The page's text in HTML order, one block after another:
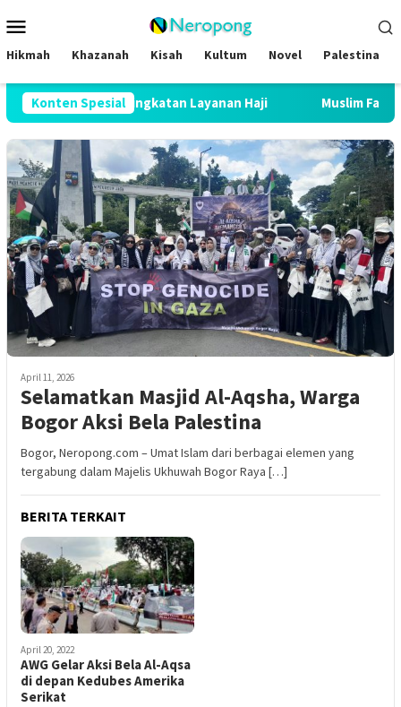
ke
kontenMobile
Hikmah Khazanah Kisah Kultum Novel Palestina
Konten Spesial
Buktikan Peningkatan Layanan Haji Muslim Family
April 11, 2026
Selamatkan Masjid Al-Aqsha, Warga
Bogor Aksi Bela Palestina
Bogor, Neropong.com – Umat Islam dari berbagai elemen yang
tergabung dalam Majelis Ukhuwah Bogor Raya […]
BERITA TERKAIT
April 20, 2022
AWG Gelar Aksi Bela Al-Aqsa
di depan Kedubes Amerika
Serikat